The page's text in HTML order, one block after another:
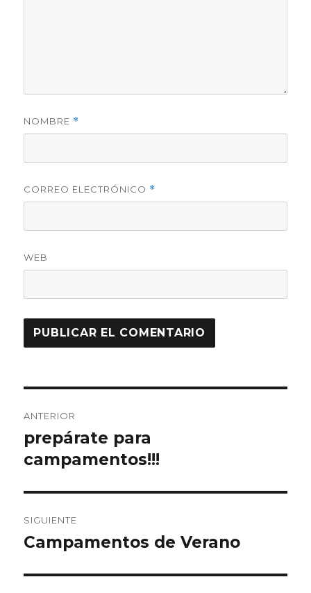
NOMBRE *
CORREO ELECTRÓNICO *
WEB
de
entradas
ANTERIOR
Entrada
anterior:
prepárate para
campamentos!!!
SIGUIENTE
Entrada
Campamentos de Verano